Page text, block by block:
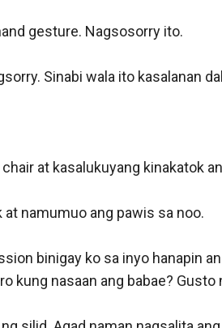
gesture. Nagsosorry ito.
Sinabi wala ito kasalanan
at kasalukuyang kinakatok
namumuo ang pawis sa noo.
binigay ko sa inyo hanapin
kung nasaan ang babae? Gusto